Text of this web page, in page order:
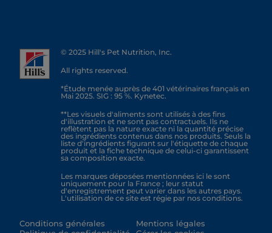
© 2025 Hill's Pet Nutrition, Inc.
All rights reserved.
*Étude menée auprès de 401 vétérinaires français en
Mai 2025. SIG : 95 %. Kynetec.
**Les visuels d'aliments sont utilisés à des fins
d'illustration et ne sont pas contractuels. Ils ne
reflètent pas la nature exacte ni la quantité précise
des ingrédients contenus dans nos produits. Seuls la
liste d'ingrédients figurant sur l'étiquette de chaque
produit et la fiche technique de celui-ci garantissent
sa composition exacte.
Les marques déposées mentionnées ici le sont
uniquement pour la France ; leur statut
d'enregistrement peut varier dans les autres pays.
L'utilisation de ce site est régie par nos conditions.
Conditions générales
Mentions légales